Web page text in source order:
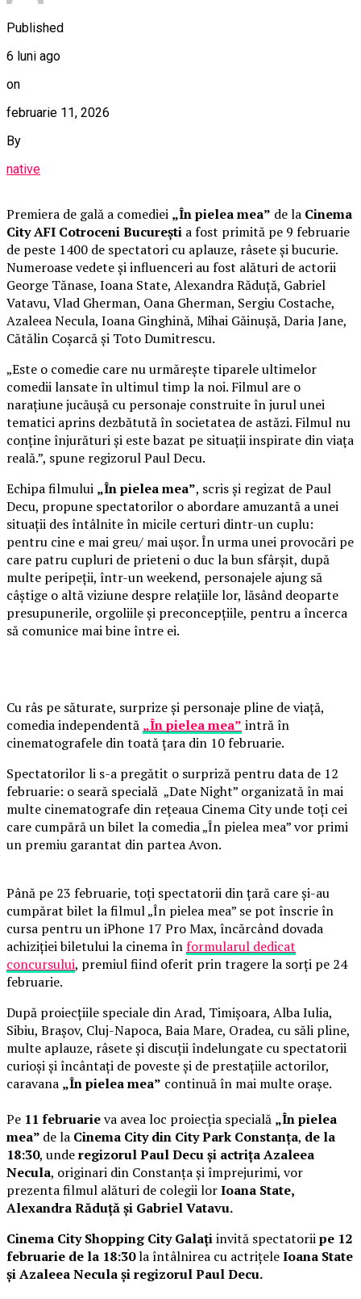
Published
6 luni ago
on
februarie 11, 2026
By
native
Premiera de gală a comediei „În pielea mea” de la Cinema
City AFI Cotroceni București a fost primită pe 9 februarie
de peste 1400 de spectatori cu aplauze, râsete și bucurie.
Numeroase vedete și influenceri au fost alături de actorii
George Tănase, Ioana State, Alexandra Răduță, Gabriel
Vatavu, Vlad Gherman, Oana Gherman, Sergiu Costache,
Azaleea Necula, Ioana Ginghină, Mihai Găinușă, Daria Jane,
Cătălin Coșarcă și Toto Dumitrescu.
„Este o comedie care nu urmărește tiparele ultimelor
comedii lansate în ultimul timp la noi. Filmul are o
narațiune jucăușă cu personaje construite în jurul unei
tematici aprins dezbătută în societatea de astăzi. Filmul nu
conține înjurături și este bazat pe situații inspirate din viața
reală.”, spune regizorul Paul Decu.
Echipa filmului „În pielea mea”, scris și regizat de Paul
Decu, propune spectatorilor o abordare amuzantă a unei
situații des întâlnite în micile certuri dintr-un cuplu:
pentru cine e mai greu/ mai ușor. În urma unei provocări pe
care patru cupluri de prieteni o duc la bun sfârșit, după
multe peripeții, într-un weekend, personajele ajung să
câștige o altă viziune despre relațiile lor, lăsând deoparte
presupunerile, orgoliile și preconcepțiile, pentru a încerca
să comunice mai bine între ei.
Cu râs pe săturate, surprize și personaje pline de viață,
comedia independentă „În pielea mea” intră în
cinematografele din toată țara din 10 februarie.
Spectatorilor li s-a pregătit o surpriză pentru data de 12
februarie: o seară specială „Date Night” organizată în mai
multe cinematografe din rețeaua Cinema City unde toți cei
care cumpără un bilet la comedia „În pielea mea” vor primi
un premiu garantat din partea Avon.
Până pe 23 februarie, toți spectatorii din țară care și-au
cumpărat bilet la filmul „În pielea mea” se pot înscrie în
cursa pentru un iPhone 17 Pro Max, încărcând dovada
achiziției biletului la cinema înformularul dedicat
concursului, premiul fiind oferit prin tragere la sorți pe 24
februarie.
După proiecțiile speciale din Arad, Timișoara, Alba Iulia,
Sibiu, Brașov, Cluj-Napoca, Baia Mare, Oradea, cu săli pline,
multe aplauze, râsete și discuții îndelungate cu spectatorii
curioși și încântați de poveste și de prestațiile actorilor,
caravana „În pielea mea” continuă în mai multe orașe.
Pe 11 februarieva avea loc proiecția specială „În pielea
mea” de la Cinema City din City Park Constanța, de la
18:30, underegizorul Paul Decu și actrița Azaleea
Necula, originari din Constanța și împrejurimi, vor
prezenta filmul alături de colegii lorIoana State,
Alexandra Răduță și Gabriel Vatavu.
Cinema City Shopping City Galațiinvită spectatoriipe 12
februarie de la 18:30la întâlnirea cu actrițeleIoana State
și Azaleea Necula și regizorul Paul Decu.